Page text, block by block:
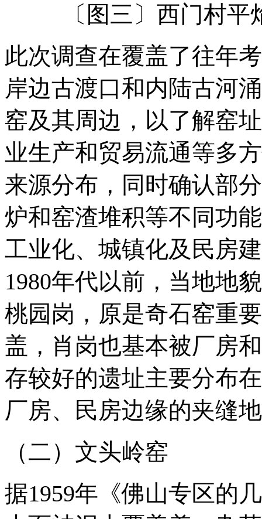
〔图三〕西门村
此次调查在覆盖了往年
岸边古渡口和内陆古河
窑及其周边，以了解窑
业生产和贸易流通等多
来源分布，同时确认部
炉和窑渣堆积等不同功
工业化、城镇化及民房
1980年代以前，当地地
桃园岗，原是奇石窑重
盖，肖岗也基本被厂房
存较好的遗址主要分布
厂房、民房边缘的夹缝
（二）文头岭窑
据1959年《佛山专区的